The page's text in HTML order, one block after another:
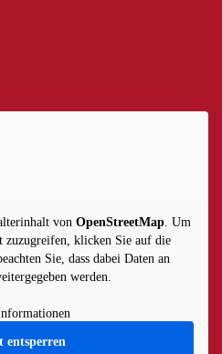
von OpenStreetMap. Um
zuzugreifen, klicken Sie auf die
Sie, dass dabei Daten an
werden.
entsperren